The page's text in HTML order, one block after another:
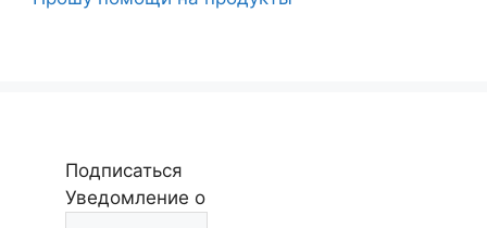
Подписаться
Уведомление о